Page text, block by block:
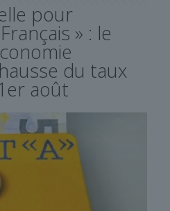
pour
» : le
du taux
août